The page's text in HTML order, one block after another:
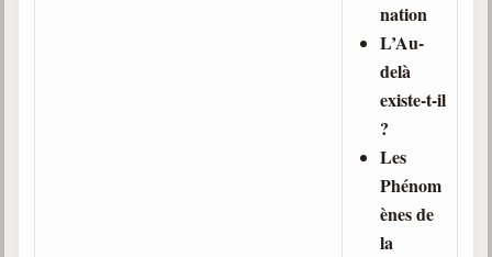
nation
L’Au-
delà
existe-t-il
?
Les
Phénom
ènes de
la